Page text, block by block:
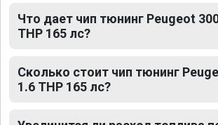
Что дает чип тюнинг Peugeot
THP 165 лс?
Сколько стоит чип тюнинг
1.6 THP 165 лс?